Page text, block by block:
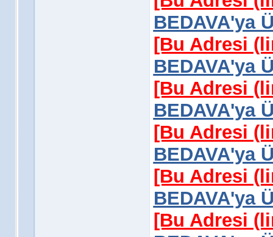
BEDAVA'ya
[Bu Adresi
BEDAVA'ya
[Bu Adresi
BEDAVA'ya
[Bu Adresi
BEDAVA'ya
[Bu Adresi
BEDAVA'ya
[Bu Adresi